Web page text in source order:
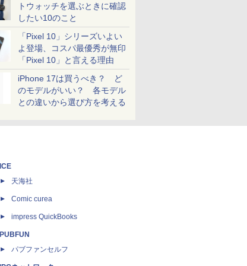
トウォッチを選ぶときに確認
したい10のこと
「Pixel 10」シリーズいよい
よ登場、コスパ最優秀が無印
「Pixel 10」と言える理由
iPhone 17は買うべき？ ど
のモデルがいい？ 各モデル
との違いから選び方を考える
ICE
天海社
Comic curea
impress QuickBooks
PUBFUN
パブファンセルフ